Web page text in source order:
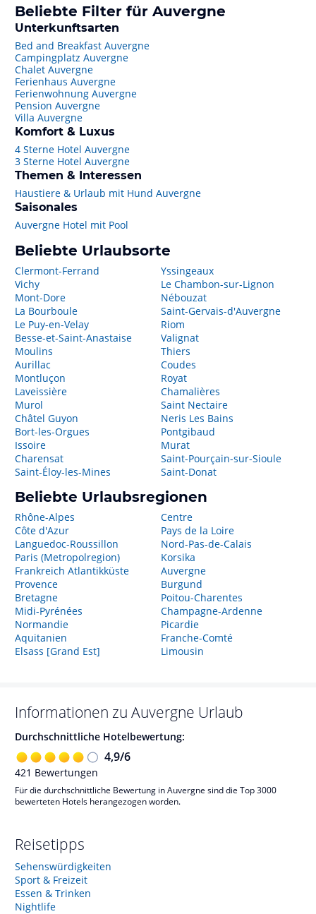
Beliebte Filter für Auvergne
Unterkunftsarten
Bed and Breakfast Auvergne
Campingplatz Auvergne
Chalet Auvergne
Ferienhaus Auvergne
Ferienwohnung Auvergne
Pension Auvergne
Villa Auvergne
Komfort & Luxus
4 Sterne Hotel Auvergne
3 Sterne Hotel Auvergne
Themen & Interessen
Haustiere & Urlaub mit Hund Auvergne
Saisonales
Auvergne Hotel mit Pool
Beliebte Urlaubsorte
Clermont-Ferrand
Vichy
Mont-Dore
La Bourboule
Le Puy-en-Velay
Besse-et-Saint-Anastaise
Moulins
Aurillac
Montluçon
Laveissière
Murol
Châtel Guyon
Bort-les-Orgues
Issoire
Charensat
Saint-Éloy-les-Mines
Yssingeaux
Le Chambon-sur-Lignon
Nébouzat
Saint-Gervais-d'Auvergne
Riom
Valignat
Thiers
Coudes
Royat
Chamalières
Saint Nectaire
Neris Les Bains
Pontgibaud
Murat
Saint-Pourçain-sur-Sioule
Saint-Donat
Beliebte Urlaubsregionen
Rhône-Alpes
Côte d'Azur
Languedoc-Roussillon
Paris (Metropolregion)
Frankreich Atlantikküste
Provence
Bretagne
Midi-Pyrénées
Normandie
Aquitanien
Elsass [Grand Est]
Centre
Pays de la Loire
Nord-Pas-de-Calais
Korsika
Auvergne
Burgund
Poitou-Charentes
Champagne-Ardenne
Picardie
Franche-Comté
Limousin
Informationen zu Auvergne Urlaub
Durchschnittliche Hotelbewertung:
4,9/6
421 Bewertungen
Für die durchschnittliche Bewertung in Auvergne sind die Top 3000
bewerteten Hotels herangezogen worden.
Reisetipps
Sehenswürdigkeiten
Sport & Freizeit
Essen & Trinken
Nightlife